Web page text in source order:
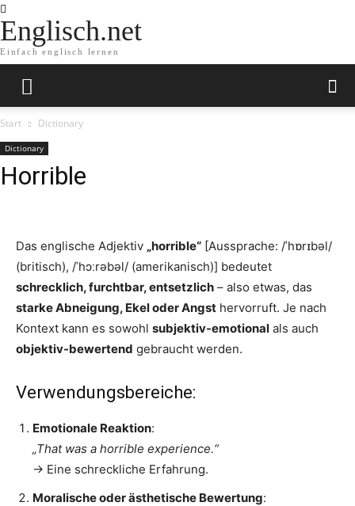
Englisch.net
Einfach englisch lernen
Start Dictionary
Dictionary
Horrible
Das englische Adjektiv „horrible“ [Aussprache: /ˈhɒrɪbəl/
(britisch), /ˈhɔːrəbəl/ (amerikanisch)] bedeutet
schrecklich, furchtbar, entsetzlich – also etwas, das
starke Abneigung, Ekel oder Angst hervorruft. Je nach
Kontext kann es sowohl subjektiv-emotional als auch
objektiv-bewertend gebraucht werden.
Verwendungsbereiche:
Emotionale Reaktion:
„That was a horrible experience.“
→ Eine schreckliche Erfahrung.
Moralische oder ästhetische Bewertung: